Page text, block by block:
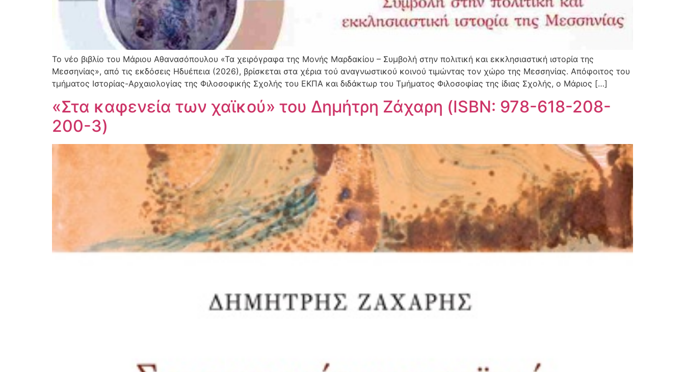
Το νέο βιβλίο του Μάριου Αθανασόπουλου «Τα χειρόγραφα της Μονής Μαρδακίου – Συμβολή στην πολιτική και εκκλησιαστική ιστορία της
Μεσσηνίας», από τις εκδόσεις Ηδυέπεια (2026), βρίσκεται στα χέρια τού αναγνωστικού κοινού τιμώντας τον χώρο της Μεσσηνίας. Απόφοιτος του
τμήματος Ιστορίας-Αρχαιολογίας της Φιλοσοφικής Σχολής του ΕΚΠΑ και διδάκτωρ του Τμήματος Φιλοσοφίας της ίδιας Σχολής, ο Μάριος […]
«Στα καφενεία των χαϊκού» του Δημήτρη Ζάχαρη (ISBN: 978-618-208-
200-3)